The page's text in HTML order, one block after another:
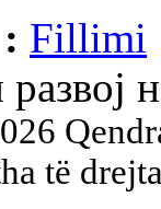
Fillimi
të